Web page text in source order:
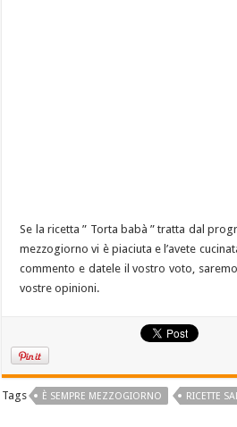
Se la ricetta ” Torta babà ” tratta dal
mezzogiorno vi è piaciuta e l’avete
commento e datele il vostro voto,
vostre opinioni.
Tags È SEMPRE MEZZOGIORNO RICETTE